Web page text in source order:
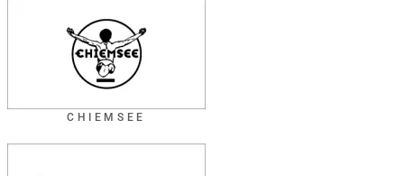
CHIEMSEE